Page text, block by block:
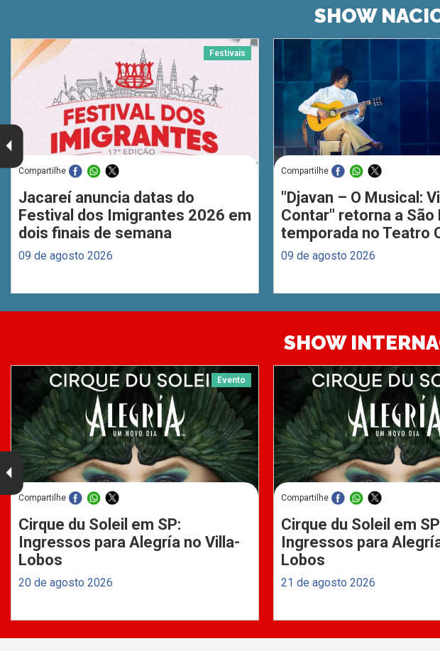
SHOW
Festivais
Compartilhe
Jacareí anuncia datas do
Festival dos Imigrantes 2026 em
dois finais de semana
09 de agosto 2026
Compartilhe
"Djavan – O Musical:
Contar" retorna a São
temporada no Teatro
09 de agosto 2026
SHOW
Evento
Compartilhe
Cirque du Soleil em SP:
Ingressos para Alegría no Villa-
Lobos
20 de agosto 2026
Compartilhe
Cirque du Soleil em
Ingressos para
Lobos
21 de agosto 2026